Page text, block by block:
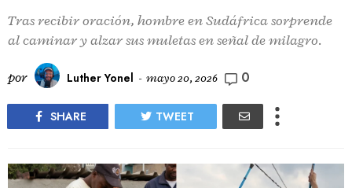
Tras recibir oración, hombre en Sudáfrica sorprende
al caminar y alzar sus muletas en señal de milagro.
por Luther Yonel - mayo 20, 2026 0
SHARE TWEET